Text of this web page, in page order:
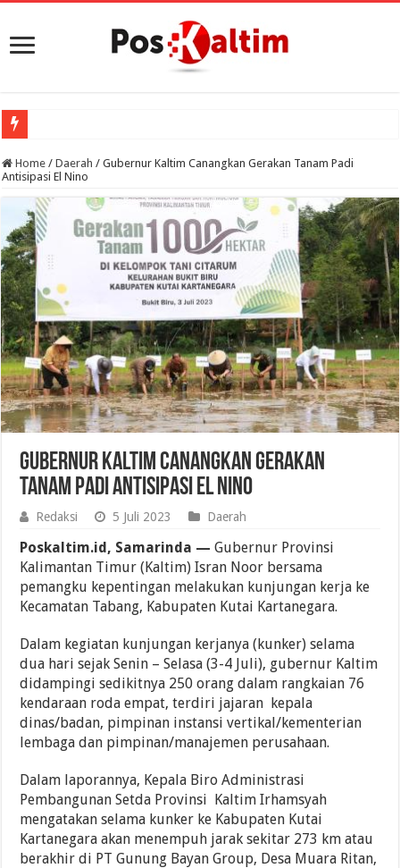
Home / Daerah / Gubernur Kaltim Canangkan Gerakan Tanam Padi
Antisipasi El Nino
Gubernur Kaltim Canangkan Gerakan
Tanam Padi Antisipasi El Nino
Redaksi 5 Juli 2023 Daerah
Poskaltim.id, Samarinda — Gubernur Provinsi
Kalimantan Timur (Kaltim) Isran Noor bersama
pemangku kepentingan melakukan kunjungan kerja ke
Kecamatan Tabang, Kabupaten Kutai Kartanegara.
Dalam kegiatan kunjungan kerjanya (kunker) selama
dua hari sejak Senin – Selasa (3-4 Juli), gubernur Kaltim
didampingi sedikitnya 250 orang dalam rangkaian 76
kendaraan roda empat, terdiri jajaran kepala
dinas/badan, pimpinan instansi vertikal/kementerian
lembaga dan pimpinan/manajemen perusahaan.
Dalam laporannya, Kepala Biro Administrasi
Pembangunan Setda Provinsi Kaltim Irhamsyah
mengatakan selama kunker ke Kabupaten Kutai
Kartanegara akan menempuh jarak sekitar 273 km atau
berakhir di PT Gunung Bayan Group, Desa Muara Ritan,